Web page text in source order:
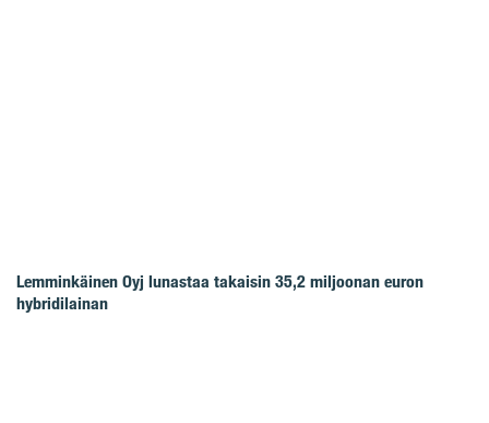
Lemminkäinen Oyj lunastaa takaisin 35,2 miljoonan euron
hybridilainan